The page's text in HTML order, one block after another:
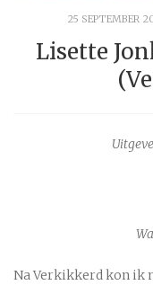
25 SEPTEMBER
Lisette
Na Verkikkerd kon ik